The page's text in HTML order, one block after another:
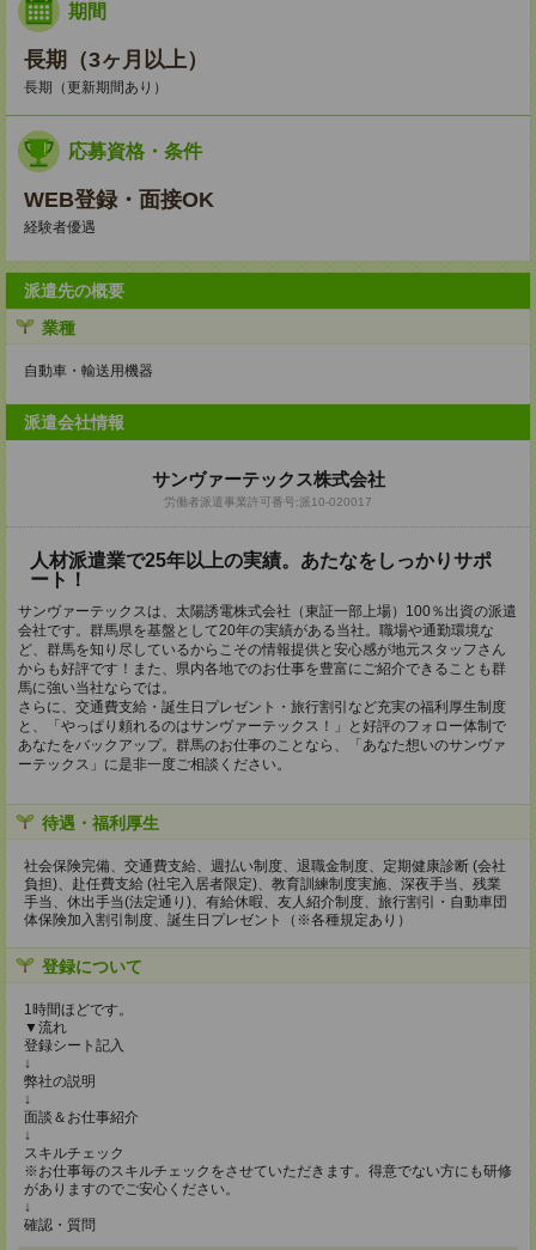
期間
長期（3ヶ月以上）
長期（更新期間あり）
応募資格・条件
WEB登録・面接OK
経験者優遇
派遣先の概要
業種
自動車・輸送用機器
派遣会社情報
サンヴァーテックス株式会社
労働者派遣事業許可番号:派10-020017
人材派遣業で25年以上の実績。あたなをしっかりサポ
ート！
サンヴァーテックスは、太陽誘電株式会社（東証一部上場）100％出資の派遣
会社です。群馬県を基盤として20年の実績がある当社。職場や通勤環境な
ど、群馬を知り尽しているからこその情報提供と安心感が地元スタッフさん
からも好評です！また、県内各地でのお仕事を豊富にご紹介できることも群
馬に強い当社ならでは。
さらに、交通費支給・誕生日プレゼント・旅行割引など充実の福利厚生制度
と、「やっぱり頼れるのはサンヴァーテックス！」と好評のフォロー体制で
あなたをバックアップ。群馬のお仕事のことなら、「あなた想いのサンヴァ
ーテックス」に是非一度ご相談ください。
待遇・福利厚生
社会保険完備、交通費支給、週払い制度、退職金制度、定期健康診断 (会社
負担)、赴任費支給 (社宅入居者限定)、教育訓練制度実施、深夜手当、残業
手当、休出手当(法定通り)、有給休暇、友人紹介制度、旅行割引・自動車団
体保険加入割引制度、誕生日プレゼント（※各種規定あり）
登録について
1時間ほどです。
▼流れ
登録シート記入
↓
弊社の説明
↓
面談＆お仕事紹介
↓
スキルチェック
※お仕事毎のスキルチェックをさせていただきます。得意でない方にも研修
がありますのでご安心ください。
↓
確認・質問